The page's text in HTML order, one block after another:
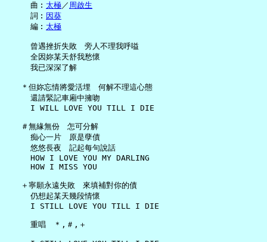
     曲︰
太極／ 周啟生
     詞︰
因葵
     編︰
太極
     曾遇挫折失敗　旁人不理我呼嗌
     全因妳某天舒我愁懷
     我已深深了解
   ＊但妳忘情將愛活埋　何解不理這心態
     還請緊記車廂中擁吻
     I WILL LOVE YOU TILL I DIE
   ＃無緣無份　怎可分解
     痴心一片　原是孽債
     悠悠長夜　記起每句說話
     HOW I LOVE YOU MY DARLING
     HOW I MISS YOU
   ＋寧願永遠失敗　來填補對你的債
     仍想起某天幾段情懷
     I STILL LOVE YOU TILL I DIE
     重唱　＊,＃,＋